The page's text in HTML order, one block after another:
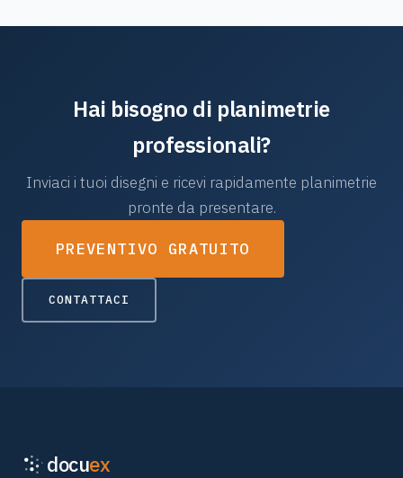
Hai bisogno di planimetrie
professionali?
Inviaci i tuoi disegni e ricevi rapidamente planimetrie
pronte da presentare.
PREVENTIVO GRATUITO
CONTATTACI
docuex